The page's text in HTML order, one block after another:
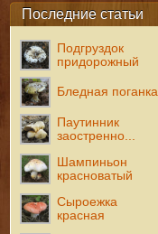
Последние статьи
Подгруздок
придорожный
Бледная поганка
Паутинник
заостренно...
Шампиньон
красноватый
Сыроежка
красная